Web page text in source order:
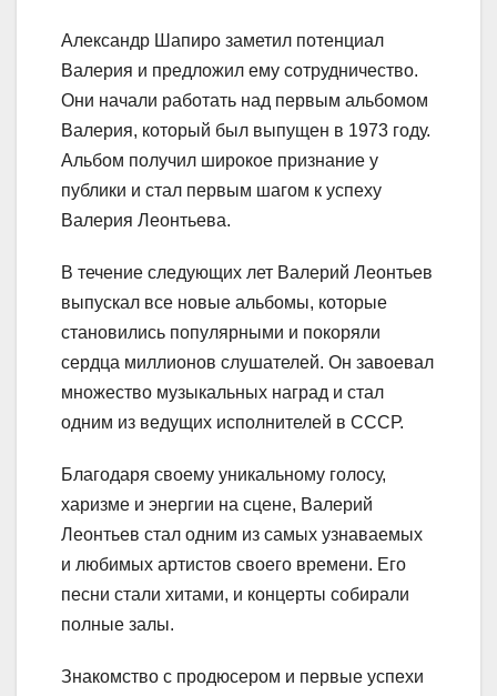
Александр Шапиро заметил потенциал
Валерия и предложил ему сотрудничество.
Они начали работать над первым альбомом
Валерия, который был выпущен в 1973 году.
Альбом получил широкое признание у
публики и стал первым шагом к успеху
Валерия Леонтьева.
В течение следующих лет Валерий Леонтьев
выпускал все новые альбомы, которые
становились популярными и покоряли
сердца миллионов слушателей. Он завоевал
множество музыкальных наград и стал
одним из ведущих исполнителей в СССР.
Благодаря своему уникальному голосу,
харизме и энергии на сцене, Валерий
Леонтьев стал одним из самых узнаваемых
и любимых артистов своего времени. Его
песни стали хитами, и концерты собирали
полные залы.
Знакомство с продюсером и первые успехи